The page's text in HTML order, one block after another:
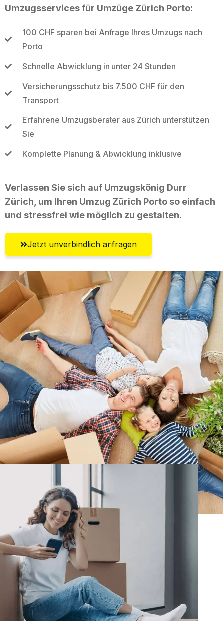
Umzugsservices für Umzüge Zürich Porto:
100 CHF sparen bei Anfrage Ihres Umzugs nach
Porto
Schnelle Abwicklung in unter 24 Stunden
Versicherungsschutz bis 7.500 CHF für den
Transport
Erfahrene Umzugsberater aus Zürich unterstützen
Sie
Komplette Planung & Abwicklung inklusive
Verlassen Sie sich auf Umzugskönig Durr
Zürich, um Ihren Umzug Zürich Porto so einfach
und stressfrei wie möglich zu gestalten.
Jetzt unverbindlich anfragen